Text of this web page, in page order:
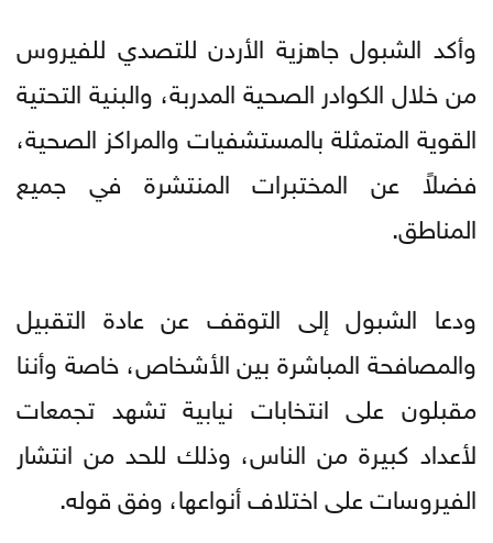
وأكد الشبول جاهزية الأردن للتصدي للفيروس
من خلال الكوادر الصحية المدربة، والبنية التحتية
القوية المتمثلة بالمستشفيات والمراكز الصحية،
فضلاً عن المختبرات المنتشرة في جميع
المناطق.
ودعا الشبول إلى التوقف عن عادة التقبيل
والمصافحة المباشرة بين الأشخاص، خاصة وأننا
مقبلون على انتخابات نيابية تشهد تجمعات
لأعداد كبيرة من الناس، وذلك للحد من انتشار
الفيروسات على اختلاف أنواعها، وفق قوله.